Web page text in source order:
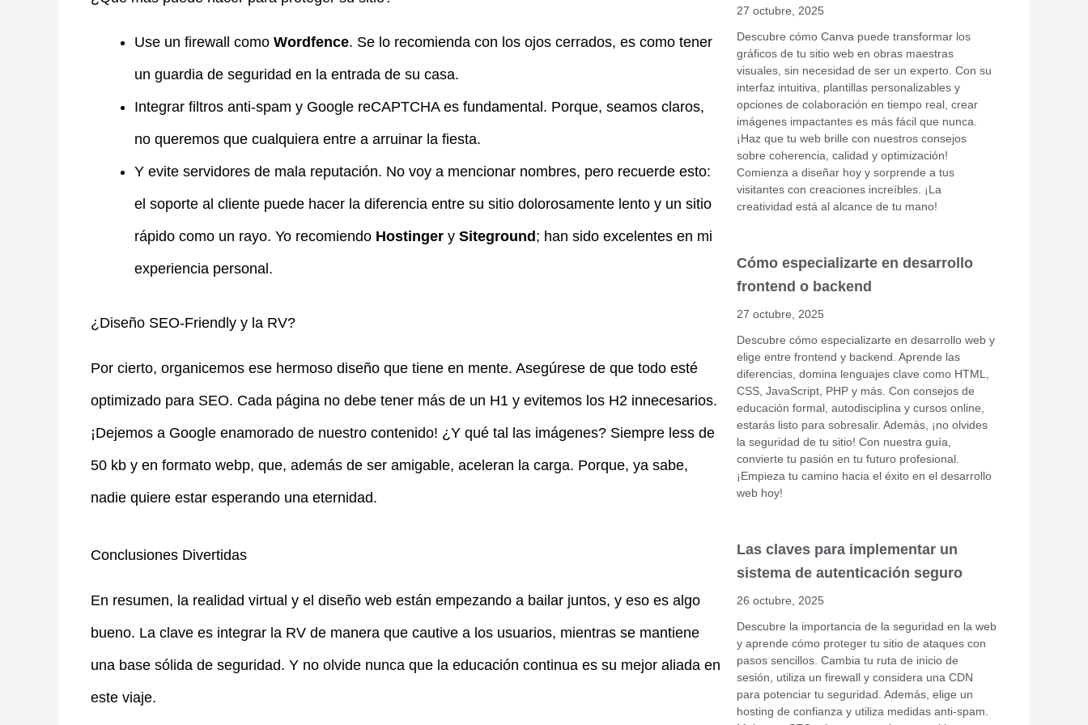
Use un firewall como Wordfence. Se lo recomienda con los ojos cerrados, es como tener
un guardia de seguridad en la entrada de su casa.
Integrar filtros anti-spam y Google reCAPTCHA es fundamental. Porque, seamos claros,
no queremos que cualquiera entre a arruinar la fiesta.
Y evite servidores de mala reputación. No voy a mencionar nombres, pero recuerde esto:
el soporte al cliente puede hacer la diferencia entre su sitio dolorosamente lento y un sitio
rápido como un rayo. Yo recomiendo Hostinger y Siteground ; han sido excelentes en mi
experiencia personal.
¿Diseño SEO-Friendly y la RV?
Por cierto, organicemos ese hermoso diseño que tiene en mente. Asegúrese de que todo esté
optimizado para SEO. Cada página no debe tener más de un H1 y evitemos los H2 innecesarios.
¡Dejemos a Google enamorado de nuestro contenido! ¿Y qué tal las imágenes? Siempre less de
50 kb y en formato webp, que, además de ser amigable, aceleran la carga. Porque, ya sabe,
nadie quiere estar esperando una eternidad.
Conclusiones Divertidas
En resumen, la realidad virtual y el diseño web están empezando a bailar juntos, y eso es algo
bueno. La clave es integrar la RV de manera que cautive a los usuarios, mientras se mantiene
una base sólida de seguridad. Y no olvide nunca que la educación continua es su mejor aliada en
este viaje.
27 octubre, 2025
Descubre cómo Canva puede transformar los
gráficos de tu sitio web en obras maestras
visuales, sin necesidad de ser un experto. Con su
interfaz intuitiva, plantillas personalizables y
opciones de colaboración en tiempo real, crear
imágenes impactantes es más fácil que nunca.
¡Haz que tu web brille con nuestros consejos
sobre coherencia, calidad y optimización!
Comienza a diseñar hoy y sorprende a tus
visitantes con creaciones increíbles. ¡La
creatividad está al alcance de tu mano!
Cómo especializarte en desarrollo
frontend o backend
27 octubre, 2025
Descubre cómo especializarte en desarrollo web y
elige entre frontend y backend. Aprende las
diferencias, domina lenguajes clave como HTML,
CSS, JavaScript, PHP y más. Con consejos de
educación formal, autodisciplina y cursos online,
estarás listo para sobresalir. Además, ¡no olvides
la seguridad de tu sitio! Con nuestra guía,
convierte tu pasión en tu futuro profesional.
¡Empieza tu camino hacia el éxito en el desarrollo
web hoy!
Las claves para implementar un
sistema de autenticación seguro
26 octubre, 2025
Descubre la importancia de la seguridad en la web
y aprende cómo proteger tu sitio de ataques con
pasos sencillos. Cambia tu ruta de inicio de
sesión, utiliza un firewall y considera una CDN
para potenciar tu seguridad. Además, elige un
hosting de confianza y utiliza medidas anti-spam.